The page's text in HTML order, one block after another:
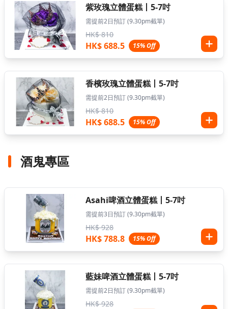
紫玫瑰立體蛋糕丨5-7吋
需提前2日預訂 (9.30pm截單)
HK$ 810
HK$ 688.5 15% Off
香檳玫瑰立體蛋糕丨5-7吋
需提前2日預訂 (9.30pm截單)
HK$ 810
HK$ 688.5 15% Off
酒鬼專區
Asahi啤酒立體蛋糕丨5-7吋
需提前3日預訂 (9.30pm截單)
HK$ 928
HK$ 788.8 15% Off
藍妹啤酒立體蛋糕丨5-7吋
需提前2日預訂 (9.30pm截單)
HK$ 928